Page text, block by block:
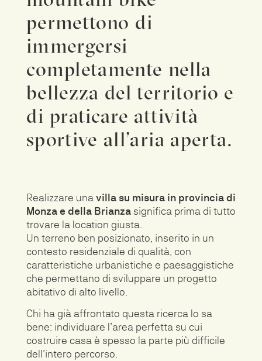
permettono di
immergersi
completamente nella
bellezza del territorio e
di praticare attività
sportive all’aria aperta.
Realizzare una villa su misura in provincia di
Monza e della Brianzasignifica prima di tutto
trovare la location giusta.
Un terreno ben posizionato, inserito in un
contesto residenziale di qualità, con
caratteristiche urbanistiche e paesaggistiche
che permettano di sviluppare un progetto
abitativo di alto livello.
Chi ha già affrontato questa ricerca lo sa
bene: individuare l’area perfetta su cui
costruire casa è spesso la parte più difficile
dell’intero percorso.